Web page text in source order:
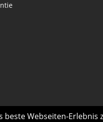
Webseiten-Erlebnis